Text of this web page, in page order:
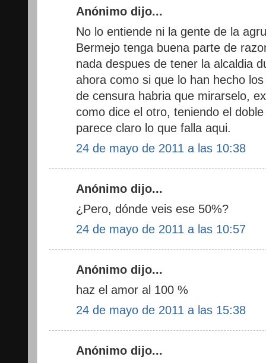
Anónimo dijo...
No lo entiende ni la gente de la
Bermejo tenga buena parte de
nada despues de tener la alcaldia
ahora como si que lo han hecho
de censura habria que mirarselo,
como dice el otro, teniendo el
parece claro lo que falla aqui.
24 de mayo de 2011 a las 10:38
Anónimo dijo...
¿Pero, dónde veis ese 50%?
24 de mayo de 2011 a las 10:57
Anónimo dijo...
haz el amor al 100 %
24 de mayo de 2011 a las 15:38
Anónimo dijo...